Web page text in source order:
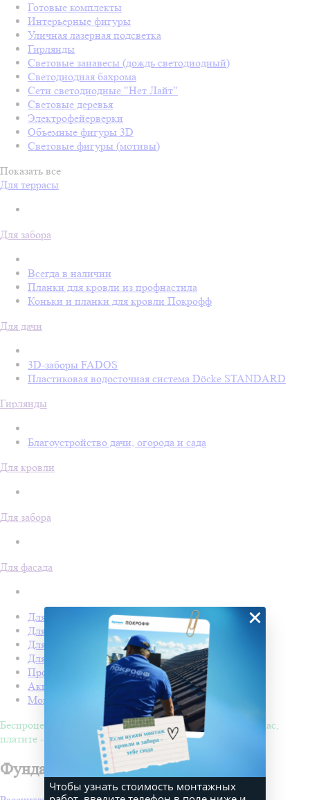
Готовые комплекты
Интерьерные фигуры
Уличная лазерная подсветка
Гирлянды
Световые занавесы (дождь светодиодный)
Светодиодная бахрома
Сети светодиодные "Нет Лайт"
Световые деревья
Электрофейерверки
Объемные фигуры 3D
Световые фигуры (мотивы)
Показать все
Для террасы
Для забора
Всегда в наличии
Планки для кровли из профнастила
Коньки и планки для кровли Покрофф
Для дачи
3D-заборы FADOS
Пластиковая водосточная система Döcke STANDARD
Гирлянды
Благоустройство дачи, огорода и сада
Для кровли
Для забора
Для фасада
Для кровли
Для забора
Для фасада
Для дачи
Производство Покрофф
Акции
Монтаж
Беспроцентная рассрочка на 4 месяца. Покупайте - сейчас,
платите - потом!
Фундамент в Пензе
×
Чтобы узнать стоимость монтажных